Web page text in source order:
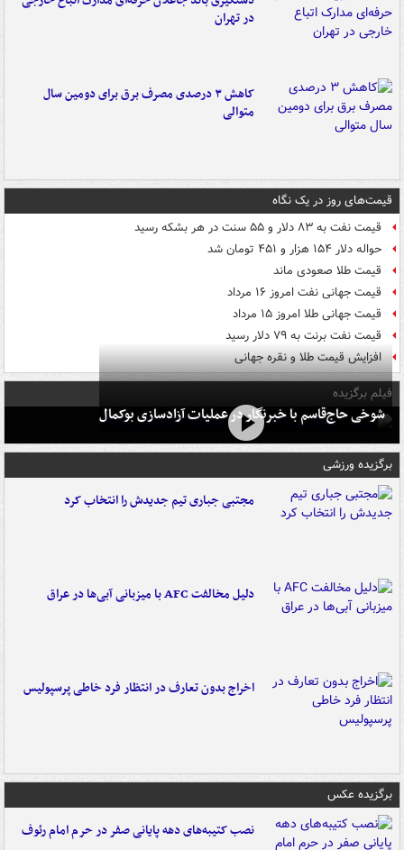
در تهران
کاهش ۳ درصدی مصرف برق برای دومین سال
متوالی
قیمت‌های روز در یک نگاه
قیمت نفت به ۸۳ دلار و ۵۵ سنت در هر بشکه رسید
حواله دلار ۱۵۴ هزار و ۴۵۱ تومان شد
قیمت طلا صعودی ماند
قیمت جهانی نفت امروز ۱۶ مرداد
قیمت جهانی طلا امروز ۱۵ مرداد
قیمت نفت برنت به ۷۹ دلار رسید
افزایش قیمت طلا و نقره جهانی
فیلم برگزیده
شوخی حاج‌قاسم با خبرنگار در عملیات آزادسازی بوکمال
برگزیده ورزشی
مجتبی جباری تیم جدیدش را انتخاب کرد
دلیل مخالفت AFC با میزبانی آبی‌ها در عراق
اخراج بدون تعارف در انتظار فرد خاطی پرسپولیس
برگزیده عکس
نصب کتیبه‌های دهه پایانی صفر در حرم امام رئوف